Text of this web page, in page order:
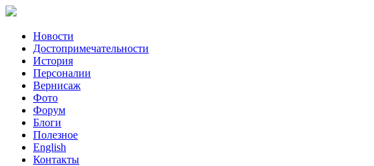
Новости
Достопримечательности
История
Персоналии
Вернисаж
Фото
Форум
Блоги
Полезное
English
Контакты